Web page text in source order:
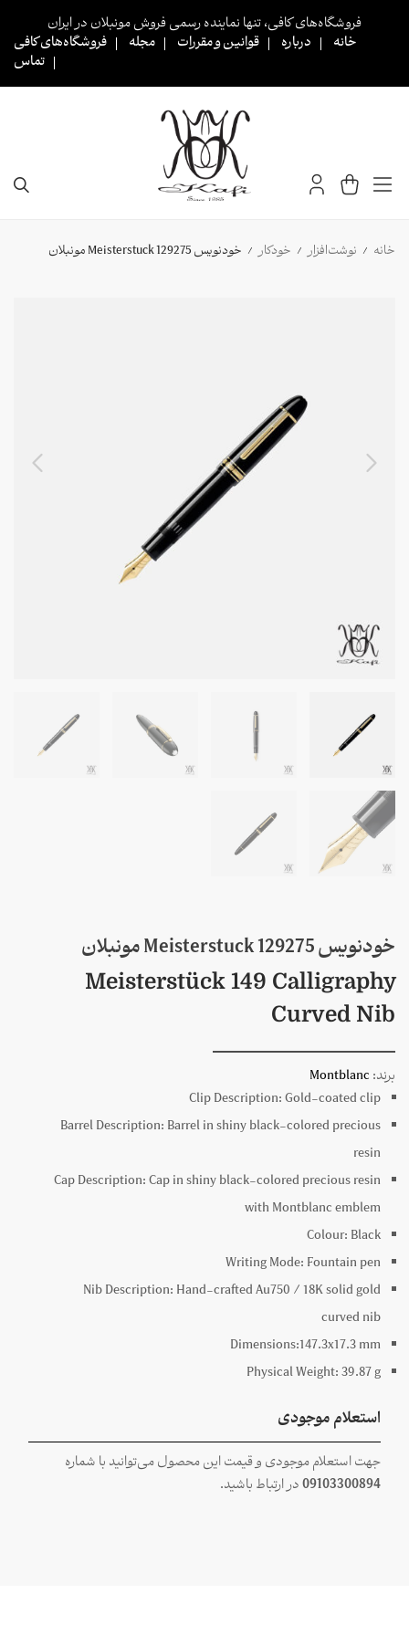
فروشگاه‌های کافی، تنها نماینده رسمی فروش مونبلان در ایران
خانه
درباره قوانین و مقررات مجله
فروشگاه‌های کافی
تماس
خانه / نوشت‌افزار / خودکار / خودنویس 129275 Meisterstuck مونبلان
خودنویس 129275 Meisterstuck مونبلان
Meisterstück 149 Calligraphy
Curved Nib
برند: Montblanc
Clip Description:Gold-coated clip
Barrel Description: Barrel in shiny black-colored precious
resin
Cap Description:Cap in shiny black-colored precious resin
with Montblanc emblem
Colour: Black
Writing Mode: Fountain pen
Nib Description: Hand-crafted Au750 / 18K solid gold
curved nib
Dimensions:147.3x17.3mm
Physical Weight:39.87g
استعلام موجودی
جهت استعلام موجودی و قیمت این محصول می‌توانید با شماره
09103300894در ارتباط باشید.